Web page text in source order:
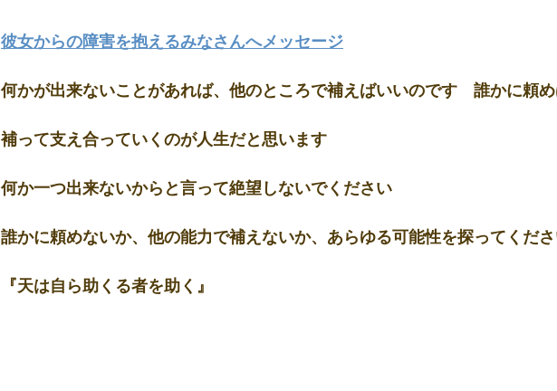
彼女からの障害を抱えるみなさんへメッセージ
何かが出来ないことがあれば、他のところで補えばいいのです　誰かに頼
補って支え合っていくのが人生だと思います
何か一つ出来ないからと言って絶望しないでください
誰かに頼めないか、他の能力で補えないか、あらゆる可能性を探ってくだ
『天は自ら助くる者を助く』